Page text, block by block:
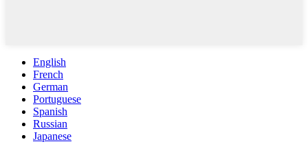
English
French
German
Portuguese
Spanish
Russian
Japanese